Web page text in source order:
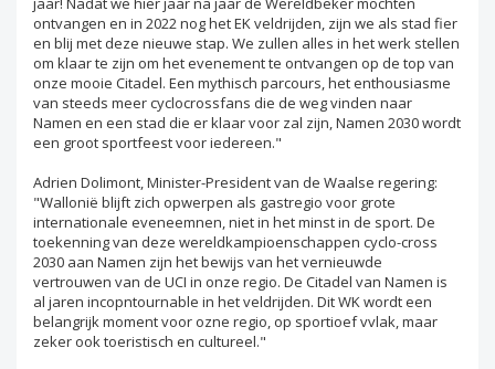
ontvangen en in 2022 nog het EK veldrijden, zijn we als stad fier
en blij met deze nieuwe stap. We zullen alles in het werk stellen
om klaar te zijn om het evenement te ontvangen op de top van
onze mooie Citadel. Een mythisch parcours, het enthousiasme
van steeds meer cyclocrossfans die de weg vinden naar
Namen en een stad die er klaar voor zal zijn, Namen 2030 wordt
een groot sportfeest voor iedereen."
Adrien Dolimont, Minister-President van de Waalse regering:
"Wallonië blijft zich opwerpen als gastregio voor grote
internationale eveneemnen, niet in het minst in de sport. De
toekenning van deze wereldkampioenschappen cyclo-cross
2030 aan Namen zijn het bewijs van het vernieuwde
vertrouwen van de UCI in onze regio. De Citadel van Namen is
al jaren incopntournable in het veldrijden. Dit WK wordt een
belangrijk moment voor ozne regio, op sportioef vvlak, maar
zeker ook toeristisch en cultureel."